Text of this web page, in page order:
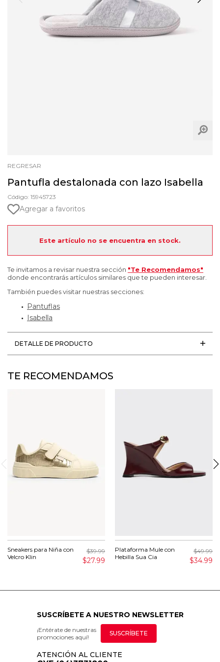
REGRESAR
Pantufla destalonada con lazo Isabella
Código: 15945723
Agregar a favoritos
Este artículo no se encuentra en stock.
Te invitamos a revisar nuestra sección "Te Recomendamos"
donde encontrarás artículos similares que te pueden interesar.
También puedes visitar nuestras secciones:
Pantuflas
Isabella
DETALLE DE PRODUCTO
TE RECOMENDAMOS
Sneakers para Niña con
Velcro Klin
$39.99
$27.99
Plataforma Mule con
Hebilla Sua Cia
$49.99
$34.99
SUSCRÍBETE A NUESTRO NEWSLETTER
¡Entérate de nuestras
promociones aquí!
SUSCRÍBETE
ATENCIÓN AL CLIENTE